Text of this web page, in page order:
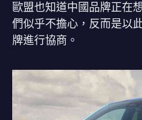
歐盟也知道中國品牌正在
們似乎不擔心，反而是以
牌進行協商。